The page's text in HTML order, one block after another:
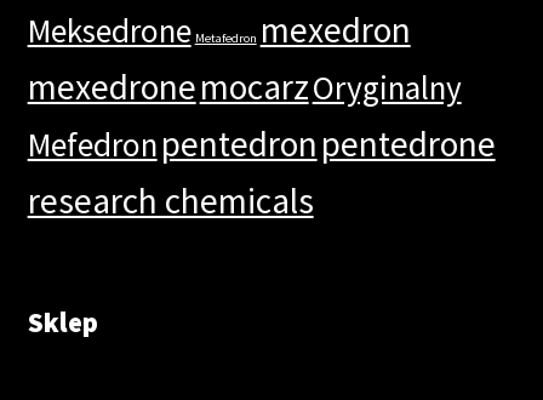
Meksedrone Metafedron mexedron
mexedronemocarzOryginalny
Mefedronpentedronpentedrone
research chemicals
Sklep